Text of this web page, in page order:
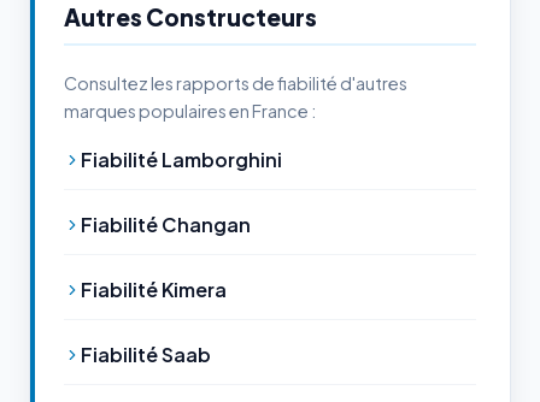
Autres Constructeurs
Consultez les rapports de fiabilité d'autres
marques populaires en France :
Fiabilité Lamborghini
Fiabilité Changan
Fiabilité Kimera
Fiabilité Saab